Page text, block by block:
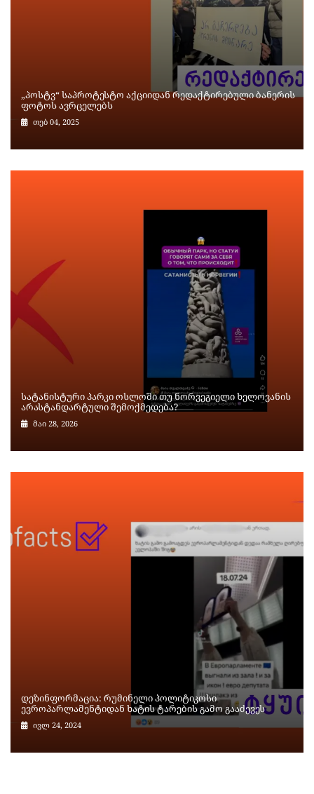
„პოსტვ“ საპროტესტო აქციიდან რედაქტირებული ბანერის
ფოტოს ავრცელებს
თებ 04, 2025
სატანისტური პარკი ოსლოში თუ ნორვეგიელი ხელოვანის
არასტანდარტული შემოქმედება?
მაი 28, 2026
დეზინფორმაცია: რუმინელი პოლიტიკოსი
ევროპარლამენტიდან ხატის ტარების გამო გააძევეს
ივლ 24, 2024